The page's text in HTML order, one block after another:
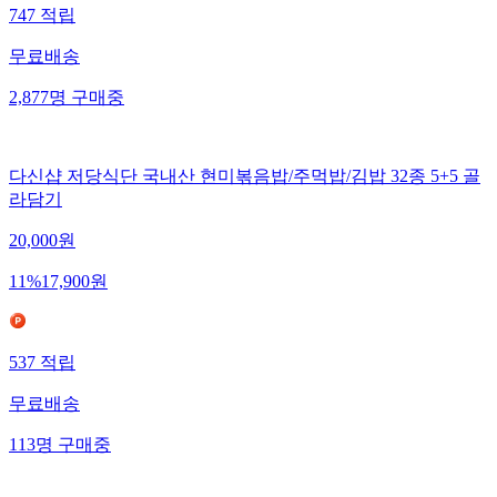
747 적립
무료배송
2,877명 구매중
다신샵 저당식단 국내산 현미볶음밥/주먹밥/김밥 32종 5+5 골
라담기
20,000원
11%17,900원
537적립
무료배송
113명구매중